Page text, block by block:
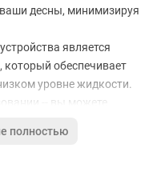
десны, минимизируя
является
который обеспечивает
уровне жидкости.
-- вы можете
200 мл
полностью